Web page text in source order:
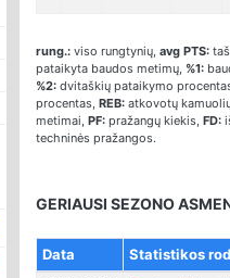
rung.:viso rungtynių, avg PTS:
pataikyta baudos metimų, %1:
%2:dvitaškių pataikymo
procentas, REB:atkovotų
metimai, PF:pražangų kiekis, FD:
techninės pražangos.
GERIAUSI SEZONO
Data Statistikos